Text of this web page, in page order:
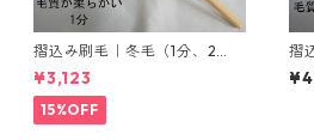
摺込み刷毛｜冬毛（1分、2
分、3分）・夏毛（1分、2分、
3分）セット販売
¥3,123
15%OFF
摺
ら